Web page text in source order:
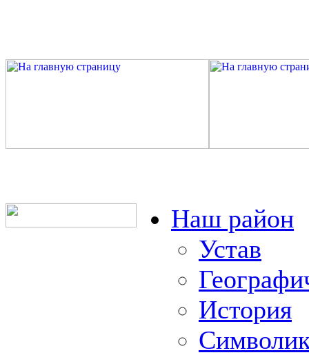
Наш район
Устав
История